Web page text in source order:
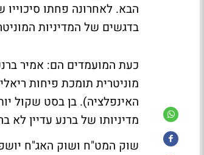
הבא. לאחרונה פחתו
בדגשים של המדיניות
כעת המועמדים הם: אמיר
מוניטרית תומכת פיחות
האינפלציה). בן בסט שקול
מדיניותו של ברנע עדיין לא
שוק המט"ח ושוק האג"ח